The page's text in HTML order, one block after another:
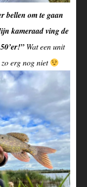
bellen om te gaan
kameraad ving de
Wat een unit
erg nog niet